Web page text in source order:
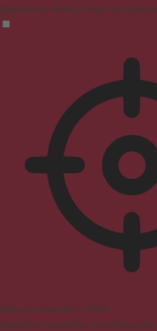
Supprime les flashs et réduit les couleurs
Mode convivial pour le TDAH
Navigation concentrée, sans distractions